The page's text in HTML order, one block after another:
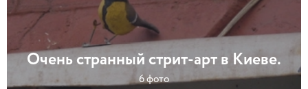
Очень странный стрит-арт в Киеве.
6 фото